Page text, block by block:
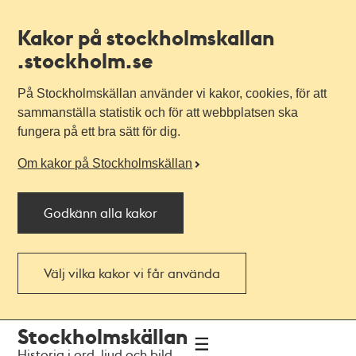
Kakor på stockholmskallan
.stockholm.se
På Stockholmskällan använder vi kakor, cookies, för att
sammanställa statistik och för att webbplatsen ska
fungera på ett bra sätt för dig.
Om kakor på Stockholmskällan
Godkänn alla kakor
Välj vilka kakor vi får använda
navigationen
huvudinnehållet
Stockholmskällan